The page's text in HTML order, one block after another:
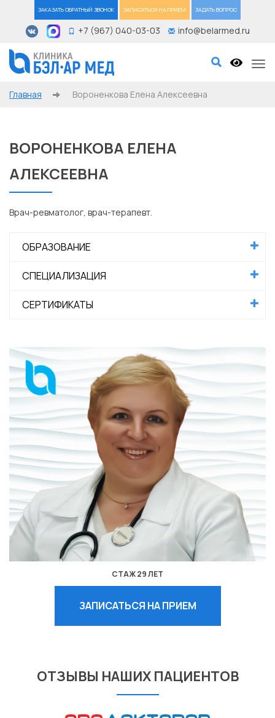
ЗАКАЗАТЬ ОБРАТНЫЙ ЗВОНОК ЗАПИСАТЬСЯ НА ПРИЕМ ЗАДАТЬ ВОПРОС
+7 (967) 040-03-03 info@belarmed.ru
Главная Вороненкова Елена Алексеевна
ВОРОНЕНКОВА ЕЛЕНА
АЛЕКСЕЕВНА
Врач-ревматолог, врач-терапевт.
ОБРАЗОВАНИЕ
СПЕЦИАЛИЗАЦИЯ
СЕРТИФИКАТЫ
СТАЖ 29 ЛЕТ
ЗАПИСАТЬСЯ НА ПРИЕМ
ОТЗЫВЫ НАШИХ ПАЦИЕНТОВ